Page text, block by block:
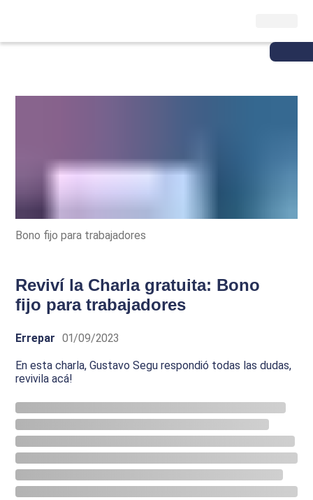
Bono fijo para trabajadores
Reviví la Charla gratuita: Bono
fijo para trabajadores
Errepar 01/09/2023
En esta charla, Gustavo Segu respondió todas las dudas,
revivila acá!